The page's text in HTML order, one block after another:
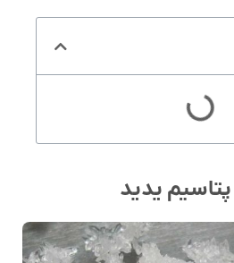
یدید